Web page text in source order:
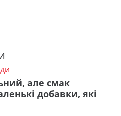
але смак
добавки, які